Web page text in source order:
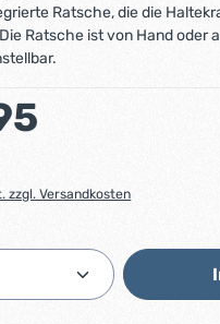
Ratsche, die die
Ratsche ist von Hand oder
zzgl. Versandkosten
Gib den